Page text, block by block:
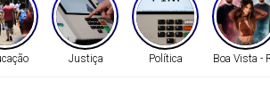
Justiça Política Boa Vista -